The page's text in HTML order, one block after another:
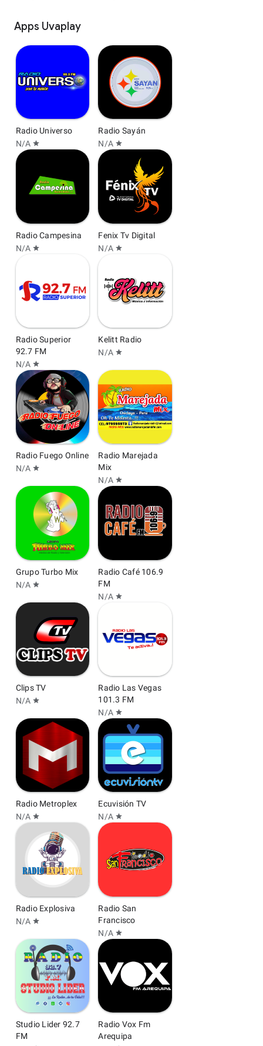
Apps Uvaplay
Radio Universo
N/A star
Radio Sayán
N/A star
Radio Campesina
N/A star
Fenix Tv Digital
N/A star
Radio Superior
92.7 FM
N/A star
Kelitt Radio
N/A star
Radio Fuego Online
N/A star
Radio Marejada
Mix
N/A star
Grupo Turbo Mix
N/A star
Radio Café 106.9
FM
N/A star
Clips TV
N/A star
Radio Las Vegas
101.3 FM
N/A star
Radio Metroplex
N/A star
Ecuvisión TV
N/A star
Radio Explosiva
N/A star
Radio San
Francisco
N/A star
Studio Lider 92.7
FM
Radio Vox Fm
Arequipa